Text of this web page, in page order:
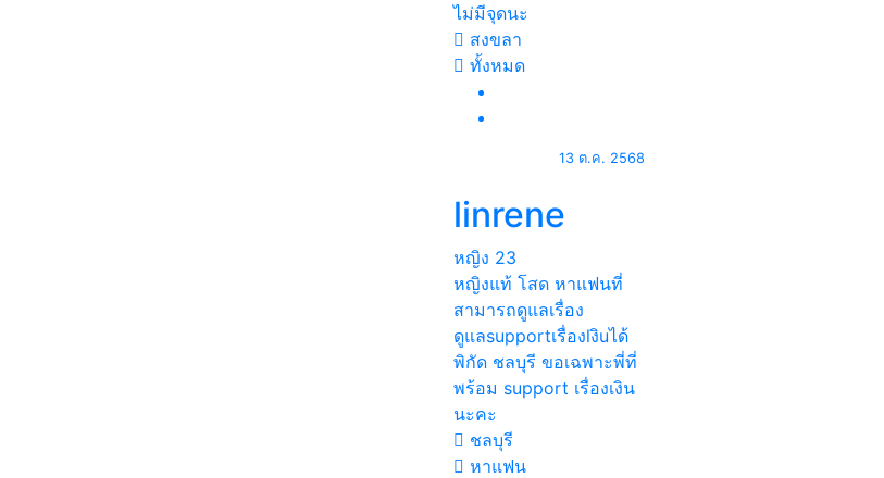
ไม่มีจุดนะ
สงขลา
ทั้งหมด
13 ต.ค. 2568
linrene
หญิง 23
หญิงแท้ โสด หาแฟนที่
สามารถดูแลเรื่อง
ดูแลsupportเรื่องlงิuได้
พิกัด ชลบุรี ขอเฉพาะพี่ที่
พร้อม support เรื่องเงิน
นะคะ
ชลบุรี
หาแฟน